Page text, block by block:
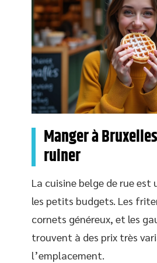
Manger à
ruiner
La cuisine belge de rue
les petits budgets. Les
cornets généreux, et les
trouvent à des prix très
l’emplacement.